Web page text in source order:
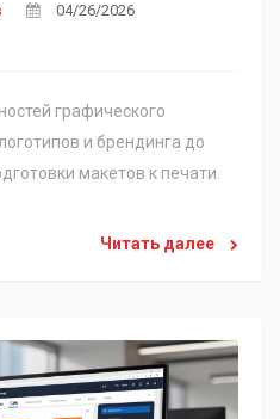
04/26/2026
графического
и брендинга до
макетов к печати.
Читать далее